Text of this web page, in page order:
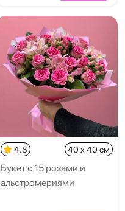
4.8 40 x 40 см
Букет с 15 розами и
альстромериями